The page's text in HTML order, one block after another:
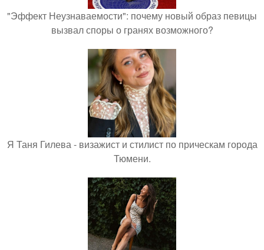
"Эффект Неузнаваемости": почему новый образ певицы
вызвал споры о гранях возможного?
Я Таня Гилева - визажист и стилист по прическам города
Тюмени.